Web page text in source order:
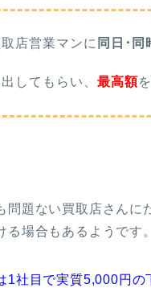
店営業マンに 同日･同
してもらい、 最高額
問題ない買取店さんに
場合もあるようです。
1社目で実質5,000円の